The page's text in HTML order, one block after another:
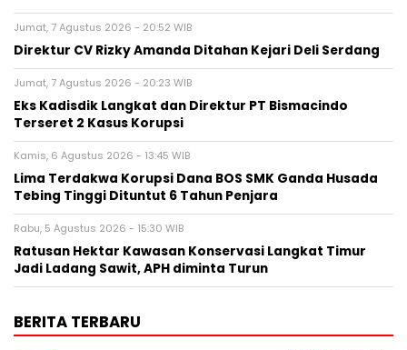
Jumat, 7 Agustus 2026 - 20:52 WIB
Direktur CV Rizky Amanda Ditahan Kejari Deli Serdang
Jumat, 7 Agustus 2026 - 20:23 WIB
Eks Kadisdik Langkat dan Direktur PT Bismacindo
Terseret 2 Kasus Korupsi
Kamis, 6 Agustus 2026 - 13:45 WIB
Lima Terdakwa Korupsi Dana BOS SMK Ganda Husada
Tebing Tinggi Dituntut 6 Tahun Penjara
Rabu, 5 Agustus 2026 - 15:30 WIB
Ratusan Hektar Kawasan Konservasi Langkat Timur
Jadi Ladang Sawit, APH diminta Turun
BERITA TERBARU